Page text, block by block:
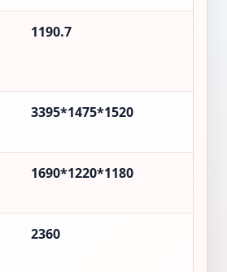
1190.7
3395*1475*1520
1690*1220*1180
2360